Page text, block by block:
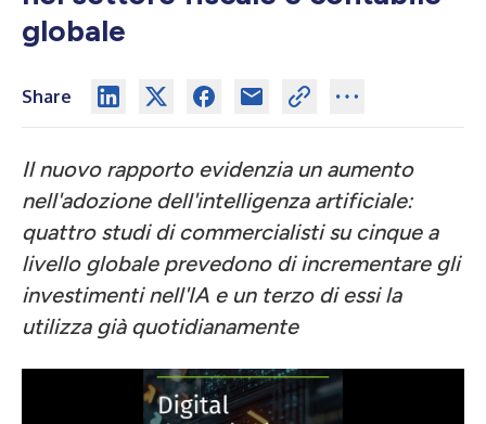
globale
Share
Il nuovo rapporto evidenzia un aumento
nell'adozione dell'intelligenza artificiale:
quattro studi di commercialisti su cinque a
livello globale prevedono di incrementare gli
investimenti nell'IA e un terzo di essi la
utilizza già quotidianamente